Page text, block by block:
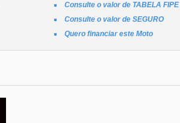
Consulte o valor de TABELA FIPE
Consulte o valor de SEGURO
Quero financiar este Moto